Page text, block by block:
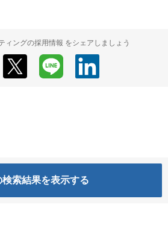
検索結果を表示する
ィングの採用情報 をシェアしましょう